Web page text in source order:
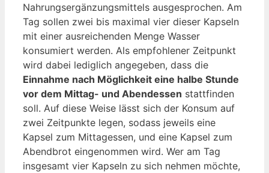
Nahrungsergänzungsmittels ausgesprochen. Am
Tag sollen zwei bis maximal vier dieser Kapseln
mit einer ausreichenden Menge Wasser
konsumiert werden. Als empfohlener Zeitpunkt
wird dabei lediglich angegeben, dass die
Einnahme nach Möglichkeit eine halbe Stunde
vor dem Mittag- und Abendessen stattfinden
soll. Auf diese Weise lässt sich der Konsum auf
zwei Zeitpunkte legen, sodass jeweils eine
Kapsel zum Mittagessen, und eine Kapsel zum
Abendbrot eingenommen wird. Wer am Tag
insgesamt vier Kapseln zu sich nehmen möchte,